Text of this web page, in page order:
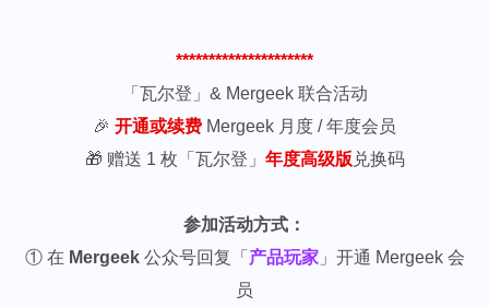
*********************
「瓦尔登」& Mergeek 联合活动
🎉 开通或续费 Mergeek 月度 / 年度会员
🎁 赠送 1 枚「瓦尔登」 年度高级版 兑换码
参加活动方式：
① 在 Mergeek公众号回复「 产品玩家」开通 Mergeek 会
员